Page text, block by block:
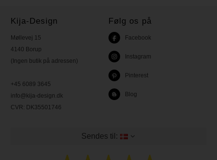
Kija-Design
Møllevej 15
4140 Borup
(Ingen butik på adressen)
+45 6089 3645
info@kija-design.dk
CVR: DK35501746
Følg os på
Facebook
Instagram
Pinterest
Blog
Sendes til: